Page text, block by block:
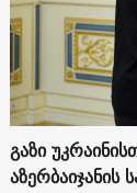
გაზი
აზერბაიჯანის